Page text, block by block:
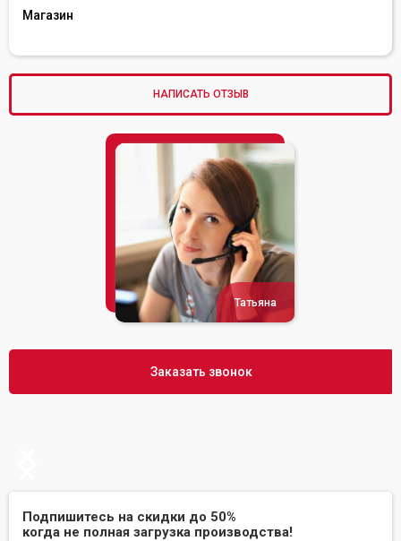
Магазин
НАПИСАТЬ ОТЗЫВ
Татьяна
Заказать звонок
Подпишитесь на скидки до 50%
когда не полная загрузка производства!